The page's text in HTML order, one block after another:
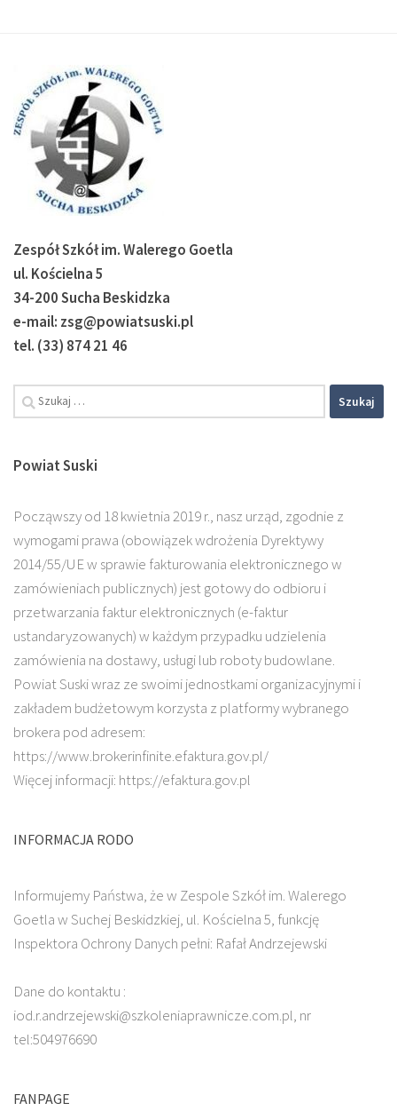
Zespół Szkół im. Walerego Goetla
ul. Kościelna 5
34-200 Sucha Beskidzka
e-mail: zsg@powiatsuski.pl
tel. (33) 874 21 46
Powiat Suski
Począwszy od 18 kwietnia 2019 r., nasz urząd, zgodnie z
wymogami prawa (obowiązek wdrożenia Dyrektywy
2014/55/UE w sprawie fakturowania elektronicznego w
zamówieniach publicznych) jest gotowy do odbioru i
przetwarzania faktur elektronicznych (e-faktur
ustandaryzowanych) w każdym przypadku udzielenia
zamówienia na dostawy, usługi lub roboty budowlane.
Powiat Suski wraz ze swoimi jednostkami organizacyjnymi i
zakładem budżetowym korzysta z platformy wybranego
brokera pod adresem:
https://www.brokerinfinite.efaktura.gov.pl/
Więcej informacji: https://efaktura.gov.pl
INFORMACJA RODO
Informujemy Państwa, że w Zespole Szkół im. Walerego
Goetla w Suchej Beskidzkiej, ul. Kościelna 5, funkcję
Inspektora Ochrony Danych pełni: Rafał Andrzejewski
Dane do kontaktu :
iod.r.andrzejewski@szkoleniaprawnicze.com.pl, nr
tel:504976690
FANPAGE